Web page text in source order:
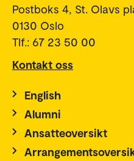
Postboks 4, St. Olavs
0130 Oslo
Tlf.: 67 23 50 00
Kontakt oss
English
Alumni
Ansatteoversikt